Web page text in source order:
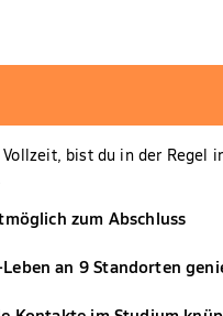
bist du in der Regel
zum Abschluss
an 9 Standorten